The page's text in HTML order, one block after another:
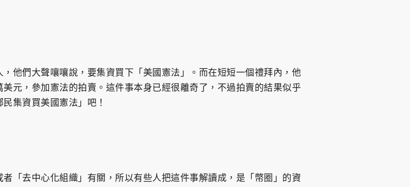
他們大聲嚷嚷說，要集資買下「美國憲法」。而在短短一個禮拜內，他
元，參加憲法的拍賣。這件事本身已經很離奇了，不過拍賣的結果似乎
集資買美國憲法」吧！
「去中心化組織」有關，所以有些人把這件事解讀成，是「幣圈」的資